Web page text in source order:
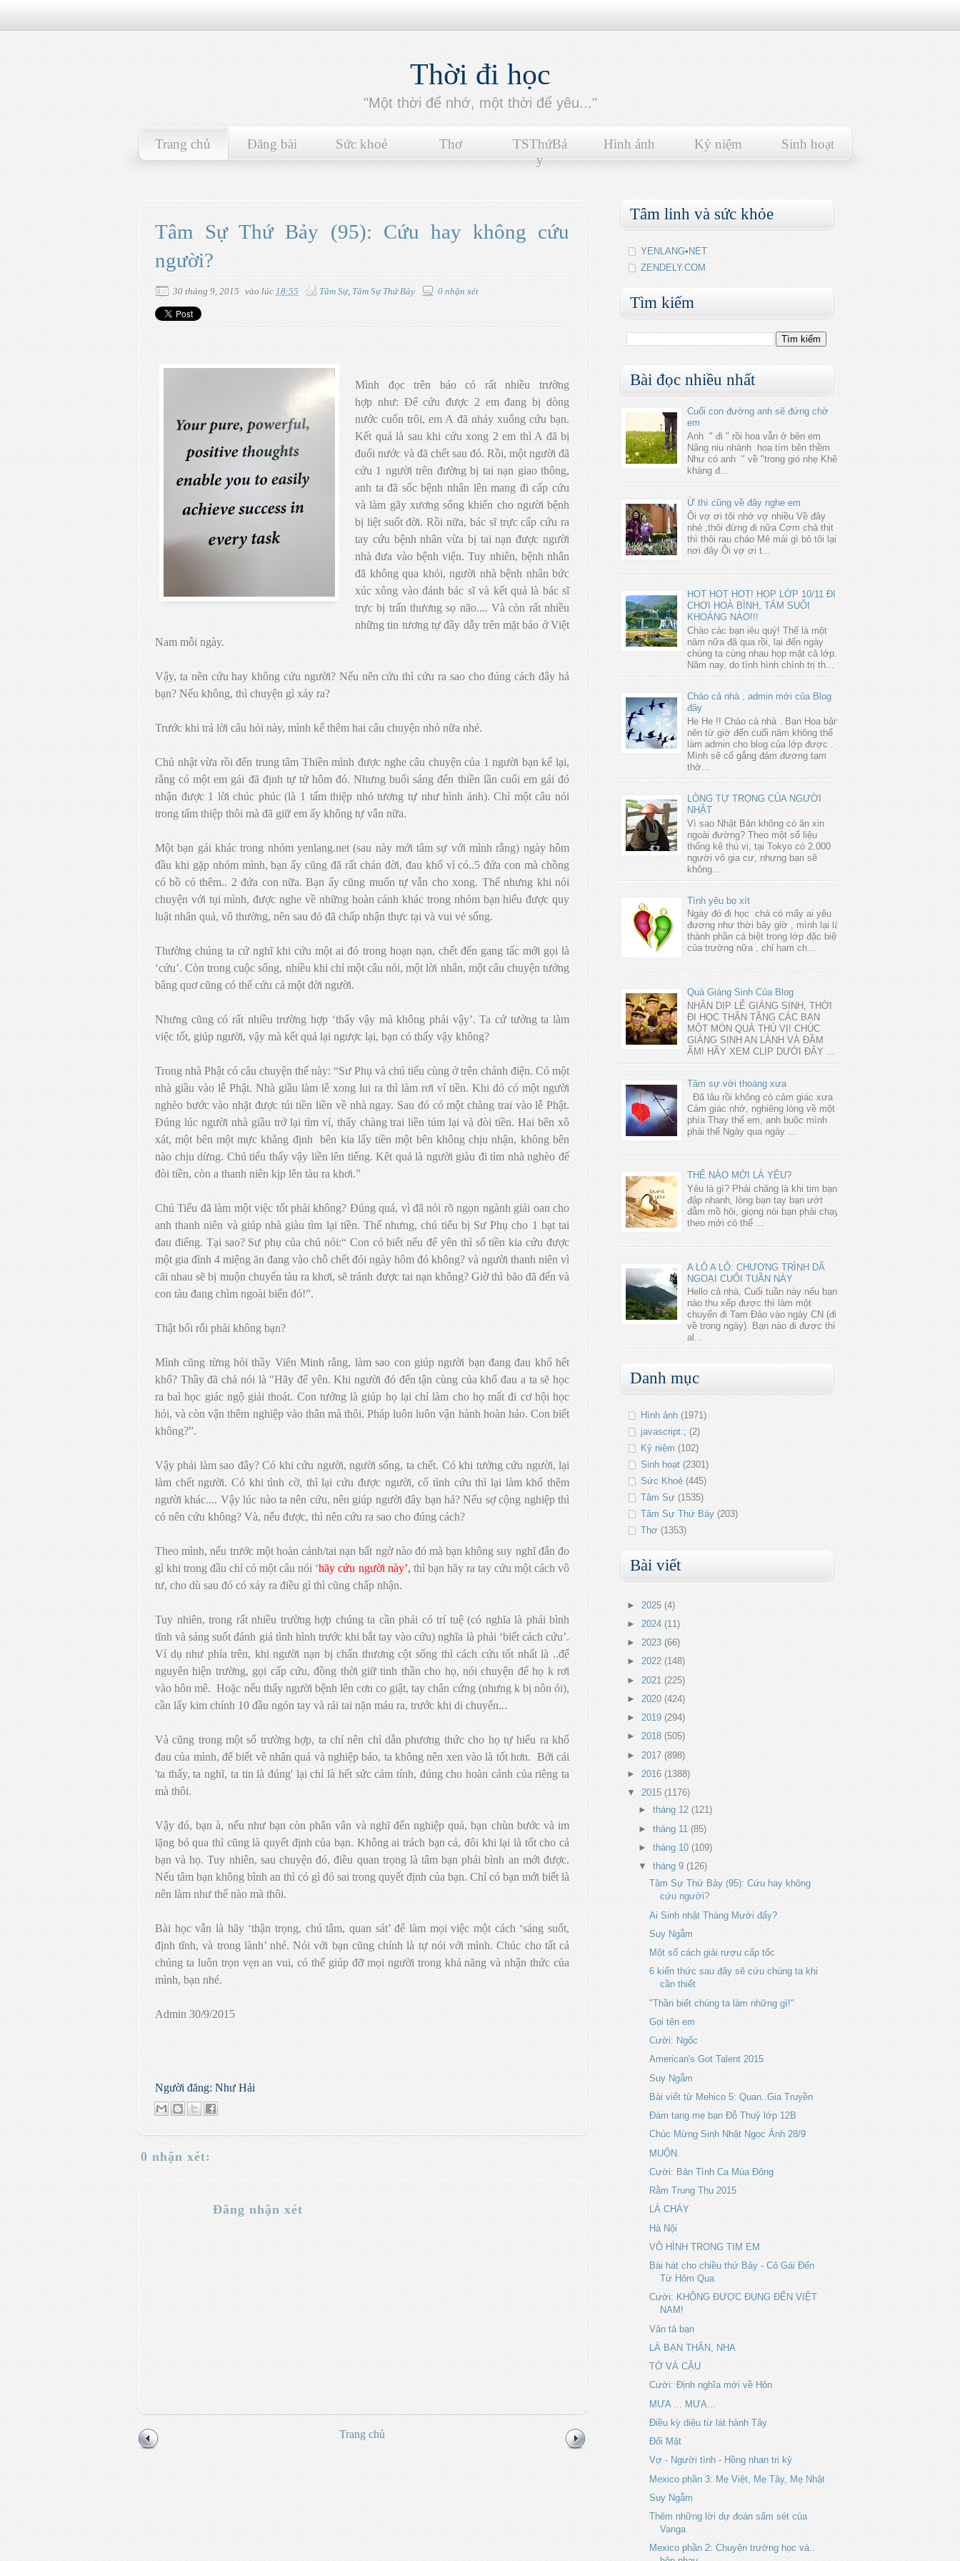
Thời đi học
"Một thời để nhớ, một thời để yêu..."
Trang chủ Đăng bài Sức khoẻ Thơ
TSThứBả
y
Hình ảnh Kỷ niệm Sinh hoạt
Tâm Sự Thứ Bảy (95): Cứu hay không cứu
người?
30 tháng 9, 2015 vào lúc 18:55 Tâm Sự, Tâm Sự Thứ Bảy 0 nhận xét
Mình đọc trên báo có rất nhiều trường
hợp như: Để cứu được 2 em đang bị dòng
nước cuốn trôi, em A đã nhảy xuống cứu bạn.
Kết quả là sau khi cứu xong 2 em thì A đã bị
đuối nước và đã chết sau đó. Rồi, một người đã
cứu 1 người trên đường bị tai nạn giao thông,
anh ta đã sốc bệnh nhân lên mang đi cấp cứu
và làm gãy xương sống khiến cho người bệnh
bị liệt suốt đời. Rồi nữa, bác sĩ trực cấp cứu ra
tay cứu bệnh nhân vừa bị tai nạn được người
nhà đưa vào bệnh viện. Tuy nhiên, bệnh nhân
đã không qua khỏi, người nhà bệnh nhân bức
xúc xông vào đánh bác sĩ và kết quả là bác sĩ
trực bị trấn thương sọ não.... Và còn rất nhiều
những tin tương tự đầy dẫy trên mặt báo ở Việt
Nam mỗi ngày.
Vậy, ta nên cứu hay không cứu người? Nếu nên cứu thì cứu ra sao cho đúng cách đây hả
bạn? Nếu không, thì chuyện gì xảy ra?
Trước khi trả lời câu hỏi này, mình kể thêm hai câu chuyện nhỏ nữa nhé.
Chủ nhật vừa rồi đến trung tâm Thiền mình được nghe câu chuyện của 1 người bạn kể lại,
rằng có một em gái đã định tự tử hôm đó. Nhưng buổi sáng đến thiền lần cuối em gái đó
nhận được 1 lời chúc phúc (là 1 tấm thiệp nhỏ tương tự như hình ảnh). Chỉ một câu nói
trong tấm thiệp thôi mà đã giữ em ấy không tự vẫn nữa.
Một bạn gái khác trong nhóm yenlang.net (sau này mới tâm sự với mình rằng) ngày hôm
đầu khi gặp nhóm mình, bạn ấy cũng đã rất chán đời, đau khổ vì có..5 đứa con mà chồng
có bồ có thêm.. 2 đứa con nữa. Bạn ấy cũng muốn tự vẫn cho xong. Thế nhưng khi nói
chuyện với tụi mình, được nghe về những hoàn cảnh khác trong nhóm bạn hiểu được quy
luật nhân quả, vô thường, nên sau đó đã chấp nhận thực tại và vui vẻ sống.
Thường chúng ta cứ nghĩ khi cứu một ai đó trong hoạn nạn, chết đến gang tấc mới gọi là
‘cứu’. Còn trong cuộc sống, nhiều khi chỉ một câu nói, một lời nhắn, một câu chuyện tưởng
bâng quơ cũng có thể cứu cả một đời người.
Nhưng cũng có rất nhiều trường hợp ‘thấy vậy mà không phải vậy’. Ta cứ tưởng ta làm
việc tốt, giúp người, vậy mà kết quả lại ngược lại, bạn có thấy vậy không?
Trong nhà Phật có câu chuyện thế này: “Sư Phụ và chú tiểu cùng ở trên chánh điện. Có một
nhà giầu vào lễ Phật. Nhà giầu làm lễ xong lui ra thì làm rơi ví tiền. Khi đó có một người
nghèo bước vào nhặt được túi tiền liền về nhà ngay. Sau đó có một chàng trai vào lễ Phật.
Đúng lúc người nhà giầu trở lại tìm ví, thấy chàng trai liền túm lại và đòi tiền. Hai bên xô
xát, một bên một mực khẳng định
bên kia lấy tiền một bên không chịu nhận, không bên
nào chịu dừng. Chú tiểu thấy vậy liền lên tiếng. Kêt quả là người giàu đi tìm nhà nghèo để
đòi tiền, còn a thanh niên kịp lên tàu ra khơi.”
Chú Tiểu đã làm một việc tốt phải không? Đúng quá, vì đã nói rõ ngọn ngành giải oan cho
anh thanh niên và giúp nhà giàu tìm lại tiền. Thế nhưng, chú tiểu bị Sư Phụ cho 1 bạt tai
đau điếng. Tại sao? Sư phụ của chú nói:“ Con có biết nếu để yên thì số tiền kia cứu được
một gia đình 4 miệng ăn đang vào chỗ chết đói ngày hôm đó không? và người thanh niên vì
cãi nhau sẽ bị muộn chuyến tàu ra khơi, sẽ tránh được tai nạn không? Giờ thì bão đã đến và
con tàu đang chìm ngoài biển đó!”.
Thật bối rối phải không bạn?
Mình cũng từng hỏi thầy Viên Minh rằng, làm sao con giúp người bạn đang đau khổ hết
khổ? Thầy đã chả nói là "Hãy để yên. Khi người đó đến tận cùng của khổ đau a ta sẽ học
ra baì học giác ngộ giải thoát. Con tưởng là giúp họ lại chỉ làm cho họ mất đi cơ hội học
hỏi, và còn vận thêm nghiệp vào thân mà thôi. Pháp luôn luôn vận hành hoàn hảo. Con biết
không?”.
Vậy phải làm sao đây? Có khi cứu người, người sống, ta chết. Có khi tưởng cứu người, lại
làm chết người. Có khi tình cờ, thì lại cứu được người, cố tình cứu thì lại làm khổ thêm
người khác.... Vậy lúc nào ta nên cứu, nên giúp người đây bạn hả? Nếu sợ cộng nghiệp thì
có nên cứu không? Và, nếu được, thì nên cứu ra sao cho đúng cách?
Theo mình, nếu trước một hoàn cảnh/tai nạn bất ngờ nào đó mà bạn không suy nghĩ đắn đo
gì khi trong đầu chỉ có một câu nói ‘hãy cứu người này’, thì bạn hãy ra tay cứu một cách vô
tư, cho dù sau đó có xảy ra điều gì thì cũng chấp nhận.
Tuy nhiên, trong rất nhiều trường hợp chúng ta cần phải có trí tuệ (có nghĩa là phải bình
tĩnh và sáng suốt đánh giá tình hình trước khi bắt tay vào cứu) nghĩa là phải ‘biết cách cứu’.
Ví dụ như phía trên, khi người nạn bị chấn thương cột sống thì cách cứu tốt nhất là ..để
nguyên hiện trường, gọi cấp cứu, đồng thời giữ tinh thần cho họ, nói chuyện để họ k rơi
vào hôn mê. Hoặc nếu thấy người bệnh lên cơn co giật, tay chân cứng (nhưng k bị nôn ói),
cần lấy kim chính 10 đầu ngón tay và rái tai nặn máu ra, trước khi di chuyển...
Và cũng trong một số trường hợp, ta chỉ nên chỉ dẫn phương thức cho họ tự hiểu ra khổ
đau của mình, để biết về nhân quả và nghiệp báo, ta không nên xen vào là tốt hơn. Bởi cái
'ta thấy, ta nghĩ, ta tin là đúng' lại chỉ là hết sức cảm tính, đúng cho hoàn cảnh của riêng ta
mà thôi.
Vậy đó, bạn à, nếu như bạn còn phân vân và nghĩ đến nghiệp quả, bạn chùn bước và im
lặng bỏ qua thì cũng là quyết định của bạn. Không ai trách bạn cả, đôi khi lại là tốt cho cả
bạn và họ. Tuy nhiên, sau chuyện đó, điều quan trọng là tâm bạn phải bình an mới được.
Nếu tâm bạn không bình an thì có gì đó sai trong quyết định của bạn. Chỉ có bạn mới biết là
nên làm như thế nào mà thôi.
Bài học vẫn là hãy ‘thận trọng, chú tâm, quan sát’ để làm mọi việc một cách ‘sáng suốt,
định tĩnh, và trong lành’ nhé. Nói với bạn cũng chính là tự nói với mình. Chúc cho tất cả
chúng ta luôn trọn vẹn an vui, có thể giúp đỡ mọi người trong khả năng và nhận thức của
mình, bạn nhé.
Admin 30/9/2015
Người đăng: Như Hải
0 nhận xét:
Đăng nhận xét
Trang chủ
Tâm linh và sức khỏe
YENLANG•NET
ZENDELY.COM
Tìm kiếm
Bài đọc nhiều nhất
Cuối con đường anh sẽ đứng chờ
em
Anh " đi " rồi hoa vẫn ở bên em
Nâng niu nhành hoa tím bên thềm
Như có anh " về "trong gió nhẹ Khẽ
khàng đ...
Ừ thì cũng về đây nghe em
Ôi vợ ơi tôi nhớ vợ nhiều Về đây
nhé ,thôi đừng đi nữa Cơm chả thịt
thì thôi rau cháo Mê mải gì bỏ tôi lại
nơi đây Ôi vợ ơi t...
HOT HOT HOT! HỌP LỚP 10/11 ĐI
CHƠI HOÀ BÌNH, TẮM SUỐI
KHOÁNG NÀO!!!
Chào các bạn iêu quý! Thế là một
năm nữa đã qua rồi, lại đến ngày
chúng ta cùng nhau họp mặt cả lớp.
Năm nay, do tình hình chính trị th...
Chào cả nhà , admin mới của Blog
đây
He He !! Chào cả nhà . Bạn Hoa bận
nên từ giờ đến cuối năm không thể
làm admin cho blog của lớp được .
Mình sẽ cố gắng đảm đương tạm
thờ...
LÒNG TỰ TRỌNG CỦA NGƯỜI
NHẬT
Vì sao Nhật Bản không có ăn xin
ngoài đường? Theo một số liệu
thống kê thú vị, tại Tokyo có 2.000
người vô gia cư, nhưng bạn sẽ
không...
Tình yêu bọ xít
Ngày đó đi học chả có mấy ai yêu
đương như thời bây giờ , mình lại là
thành phần cá biệt trong lớp đặc biệt
của trường nữa , chỉ ham ch...
Quà Giáng Sinh Của Blog
NHÂN DỊP LỄ GIÁNG SINH, THỜI
ĐI HỌC THÂN TẶNG CÁC BẠN
MỘT MÓN QUÀ THÚ VỊ! CHÚC
GIÁNG SINH AN LÀNH VÀ ĐẦM
ẤM! HÃY XEM CLIP DƯỚI ĐÂY ...
Tâm sự với thoáng xưa
Đã lâu rồi không có cảm giác xưa
Cảm giác nhớ, nghiêng lòng về một
phía Thay thế em, anh buộc mình
phải thế Ngày qua ngày ...
THẾ NÀO MỚI LÀ YÊU?
Yêu là gì? Phải chăng là khi tim bạn
đập nhanh, lòng bạn tay bạn ướt
đẫm mồ hôi, giọng nói bạn phải chạy
theo mới có thể ...
A LÔ A LÔ: CHƯƠNG TRÌNH DÃ
NGOẠI CUỐI TUẦN NÀY
Hello cả nhà, Cuối tuần này nếu bạn
nào thu xếp được thì làm một
chuyến đi Tam Đảo vào ngày CN (đi
về trong ngày). Bạn nào đi được thì
al...
Danh mục
Hình ảnh (1971)
javascript:; (2)
Kỷ niệm (102)
Sinh hoạt (2301)
Sức Khoẻ (445)
Tâm Sự (1535)
Tâm Sự Thứ Bảy (203)
Thơ (1353)
Bài viết
► 2025 (4)
► 2024 (11)
► 2023 (66)
► 2022 (148)
► 2021 (225)
► 2020 (424)
► 2019 (294)
► 2018 (505)
► 2017 (898)
► 2016 (1388)
▼ 2015 (1176)
► tháng 12 (121)
► tháng 11 (85)
► tháng 10 (109)
▼ tháng 9 (126)
Tâm Sự Thứ Bảy (95): Cứu hay không
cứu người?
Ai Sinh nhật Tháng Mười đấy?
Suy Ngẫm
Một số cách giải rượu cấp tốc
6 kiến thức sau đây sẽ cứu chúng ta khi
cần thiết
"Thần biết chúng ta làm những gì!"
Gọi tên em
Cười: Ngốc
American's Got Talent 2015
Suy Ngẫm
Bài viết từ Mehico 5: Quan..Gia Truyền
Đám tang mẹ bạn Đỗ Thuỷ lớp 12B
Chúc Mừng Sinh Nhật Ngọc Ánh 28/9
MUỘN.
Cười: Bản Tình Ca Mùa Đông
Rằm Trung Thu 2015
LÁ CHÁY
Hà Nội
VÔ HÌNH TRONG TIM EM
Bài hát cho chiều thứ Bảy - Cô Gái Đến
Từ Hôm Qua
Cười: KHÔNG ĐƯỢC ĐỤNG ĐẾN VIỆT
NAM!
Văn tả bạn
LÀ BẠN THÂN, NHA
TỚ VÀ CẬU
Cười: Định nghĩa mới về Hôn
MƯA ... MƯA...
Điều kỳ diệu từ lát hành Tây
Đối Mặt
Vợ - Người tình - Hồng nhan tri kỷ
Mexico phần 3: Mẹ Việt, Mẹ Tây, Mẹ Nhật
Suy Ngẫm
Thêm những lời dự đoán sấm sét của
Vanga
Mexico phần 2: Chuyện trường học và..